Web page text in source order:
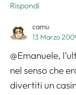
Rispondi
camu
13 Marzo
@Emanuele,
nel senso che
divertiti un